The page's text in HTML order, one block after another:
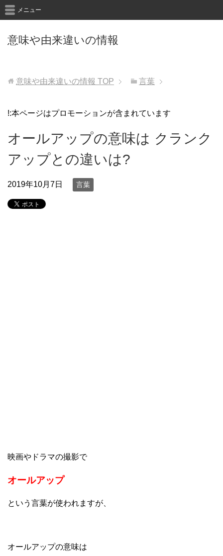
意味や由来違いの情報
メニュー
意味や由来違いの情報 TOP 言葉
!:本ページはプロモーションが含まれています
オールアップの意味は クランク
アップとの違いは?
2019年10月7日 言葉
映画やドラマの撮影で
オールアップ
という言葉が使われますが、
オールアップの意味は